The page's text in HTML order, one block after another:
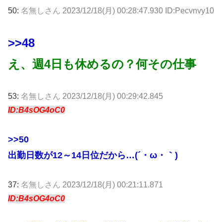
50: 名無しさん 2023/12/18(月) 00:28:47.930 ID:Pecvnvy10
>>48
え、週4日も休めるの？何その仕事
53: 名無しさん 2023/12/18(月) 00:29:42.845
ID:B4sOG4oC0
>>50
出勤日数が12～14日位だから…(´・ω・｀)
37: 名無しさん 2023/12/18(月) 00:21:11.871
ID:B4sOG4oC0